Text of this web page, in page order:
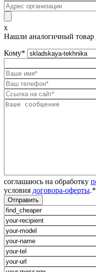
x
Нашли аналогичный товар
Кому*
соглашаюсь на обработку
условия договора-оферты.*